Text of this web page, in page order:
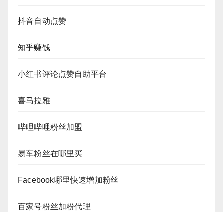
抖音自动点赞
知乎赚钱
小红书评论点赞自助平台
喜马拉雅
哔哩哔哩粉丝加盟
易车粉丝在哪里买
Facebook哪里快速增加粉丝
百家号粉丝加粉代理